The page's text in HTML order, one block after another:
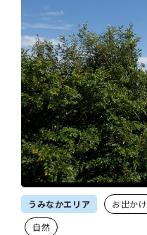
うみなかエリア お出かけ
自然